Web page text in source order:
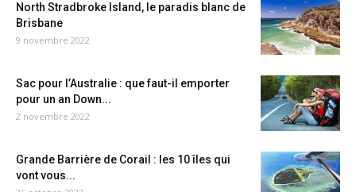
North Stradbroke Island, le paradis blanc de
Brisbane
9 novembre 2022
Sac pour l’Australie : que faut-il emporter
pour un an Down...
2 novembre 2022
Grande Barrière de Corail : les 10 îles qui
vont vous...